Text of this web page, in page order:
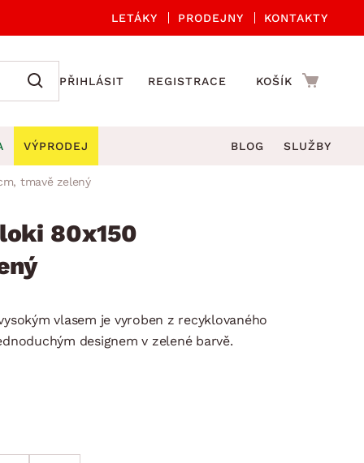
LETÁKY PRODEJNY KONTAKTY
PŘIHLÁSIT REGISTRACE KOŠÍK
Kuchyňské příslušenství
Zobrazit vše
židle a křesla
lavice
houpačky
lehátka
VÝPRODEJ BLOG SLUŽBY
tmavě zelený
80x150
vlasem je vyroben z recyklovaného
designem v zelené barvě.